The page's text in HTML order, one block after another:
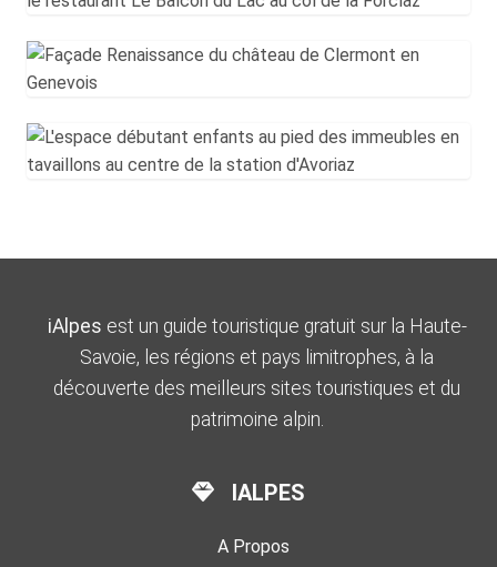
iAlpes est un guide touristique gratuit sur la Haute-
Savoie, les régions et pays limitrophes, à la
découverte des meilleurs sites touristiques et du
patrimoine alpin.
IALPES
A Propos